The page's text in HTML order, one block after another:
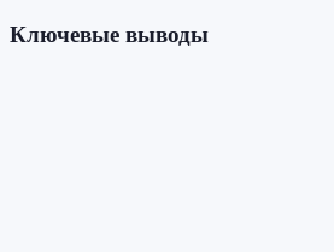
Ключевые выводы